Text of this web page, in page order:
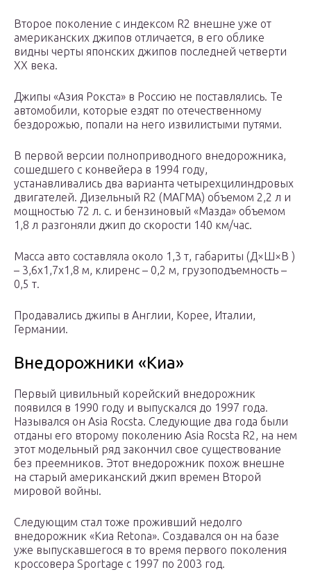
Второе поколение с индексом R2 внешне уже от
американских джипов отличается, в его облике
видны черты японских джипов последней четверти
XX века.
Джипы «Азия Рокста» в Россию не поставлялись. Те
автомобили, которые ездят по отечественному
бездорожью, попали на него извилистыми путями.
В первой версии полноприводного внедорожника,
сошедшего с конвейера в 1994 году,
устанавливались два варианта четырехцилиндровых
двигателей. Дизельный R2 (МАГМА) объемом 2,2 л и
мощностью 72 л. с. и бензиновый «Мазда» объемом
1,8 л разгоняли джип до скорости 140 км/час.
Масса авто составляла около 1,3 т, габариты (Д×Ш×В )
– 3,6х1,7х1,8 м, клиренс – 0,2 м, грузоподъемность –
0,5 т.
Продавались джипы в Англии, Корее, Италии,
Германии.
Внедорожники «Киа»
Первый цивильный корейский внедорожник
появился в 1990 году и выпускался до 1997 года.
Назывался он Asia Rocsta. Следующие два года были
отданы его второму поколению Asia Rocsta R2, на нем
этот модельный ряд закончил свое существование
без преемников. Этот внедорожник похож внешне
на старый американский джип времен Второй
мировой войны.
Следующим стал тоже проживший недолго
внедорожник «Киа Retona». Создавался он на базе
уже выпускавшегося в то время первого поколения
кроссовера Sportage с 1997 по 2003 год.